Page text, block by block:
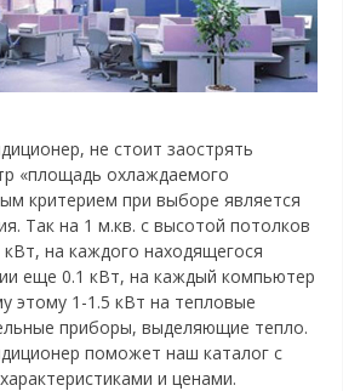
не стоит заострять
«площадь охлаждаемого
критерием при выборе является
Так на 1 м.кв. с высотой потолков
кВт, на каждого находящегося
еще 0.1 кВт, на каждый компьютер
этому 1-1.5 кВт на тепловые
приборы, выделяющие тепло.
поможет наш каталог с
и ценами.